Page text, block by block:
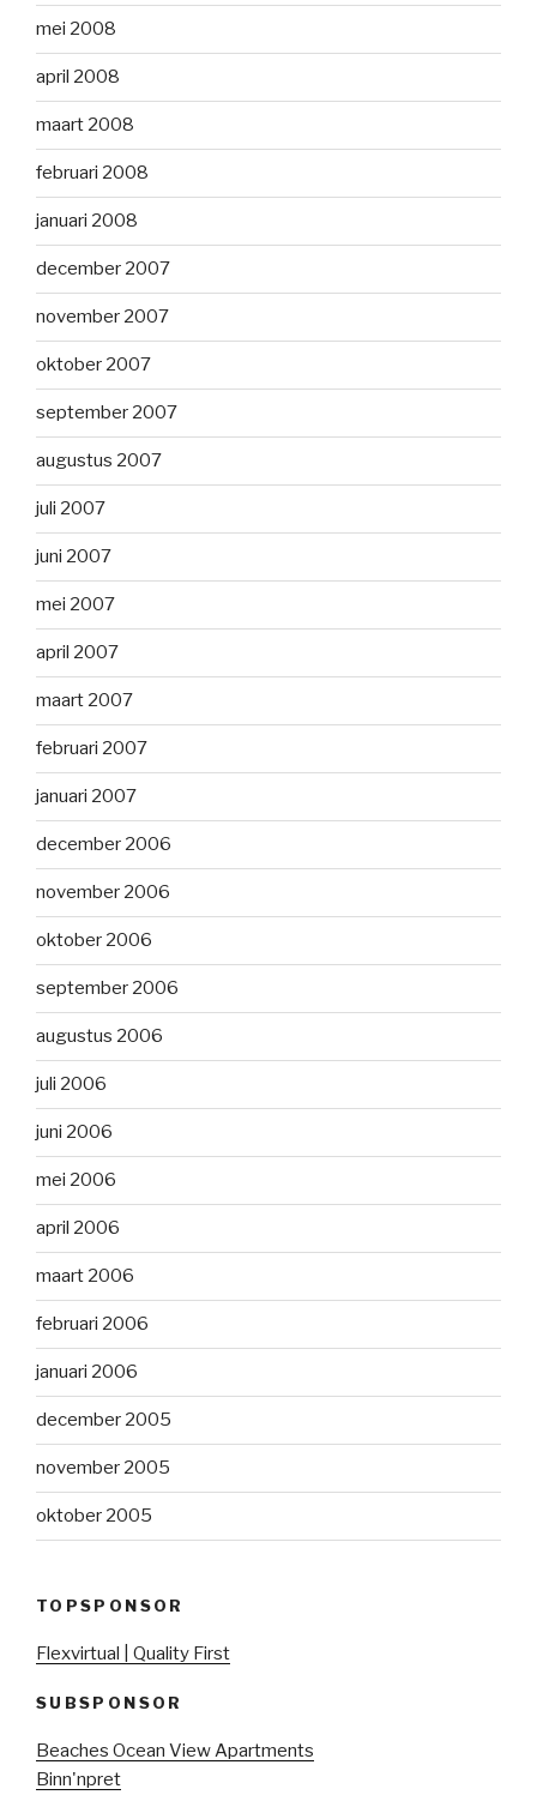
mei 2008
april 2008
maart 2008
februari 2008
januari 2008
december 2007
november 2007
oktober 2007
september 2007
augustus 2007
juli 2007
juni 2007
mei 2007
april 2007
maart 2007
februari 2007
januari 2007
december 2006
november 2006
oktober 2006
september 2006
augustus 2006
juli 2006
juni 2006
mei 2006
april 2006
maart 2006
februari 2006
januari 2006
december 2005
november 2005
oktober 2005
TOPSPONSOR
Flexvirtual | Quality First
SUBSPONSOR
Beaches Ocean View Apartments
Binn'npret